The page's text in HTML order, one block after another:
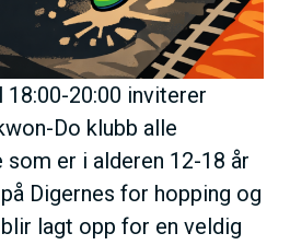
18:00-20:00 inviterer
Do klubb alle
er i alderen 12-18 år
Digernes for hopping og
lagt opp for en veldig